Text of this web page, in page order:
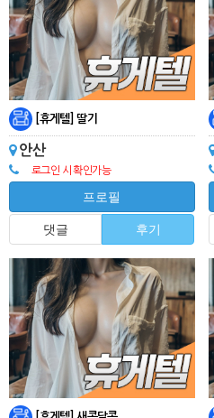
[휴게텔] 딸기
안산
로그인 시 확인가능
프로필
댓글 후기